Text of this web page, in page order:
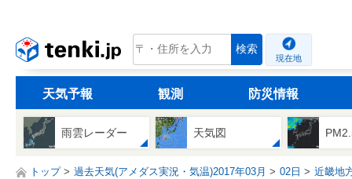
tenki.jp 検索
現在地
天気予報 観測 防災情報
雨雲レーダー 天気図
トップ 過去天気(アメダス実況・気温)2017年03月 02日 近畿地